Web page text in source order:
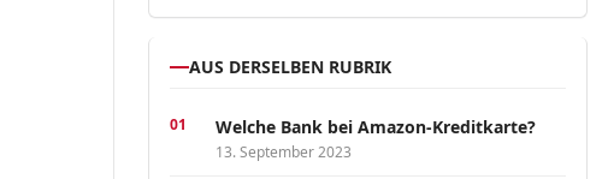
AUS DERSELBEN RUBRIK
Welche Bank bei Amazon-Kreditkarte?
13. September 2023